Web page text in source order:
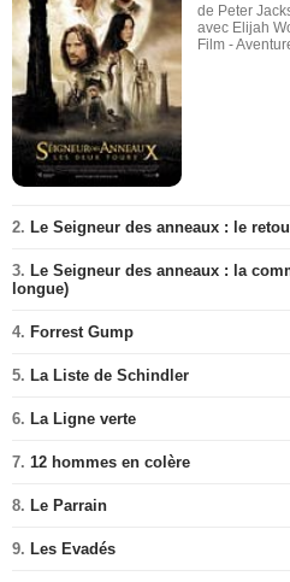
de Peter
avec Elijah
Film -
2. Le Seigneur des anneaux : le
3. Le Seigneur des anneaux : la
longue)
4. Forrest Gump
5. La Liste de Schindler
6. La Ligne verte
7. 12 hommes en colère
8. Le Parrain
9. Les Evadés